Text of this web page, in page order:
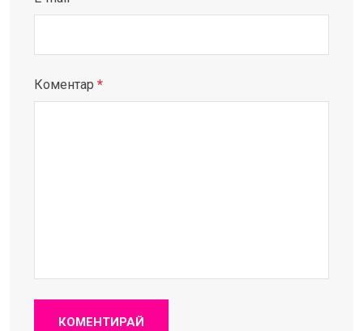
Коментар *
КОМЕНТИРАЙ